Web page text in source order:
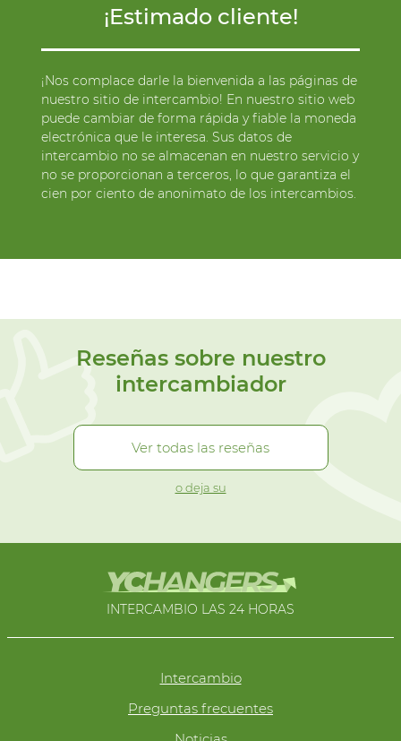
¡Estimado cliente!
¡Nos complace darle la bienvenida a las páginas de
nuestro sitio de intercambio! En nuestro sitio web
puede cambiar de forma rápida y fiable la moneda
electrónica que le interesa. Sus datos de
intercambio no se almacenan en nuestro servicio y
no se proporcionan a terceros, lo que garantiza el
cien por ciento de anonimato de los intercambios.
Reseñas sobre nuestro
intercambiador
Ver todas las reseñas
o deja su
INTERCAMBIO LAS 24 HORAS
Intercambio
Preguntas frecuentes